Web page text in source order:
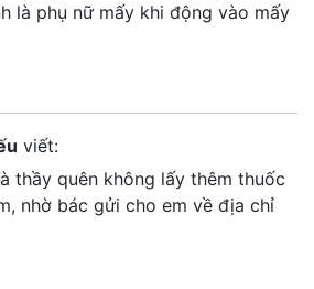
là phụ nữ mấy khi động vào mấy
viết:
thầy quên không lấy thêm thuốc
nhờ bác gửi cho em về địa chỉ